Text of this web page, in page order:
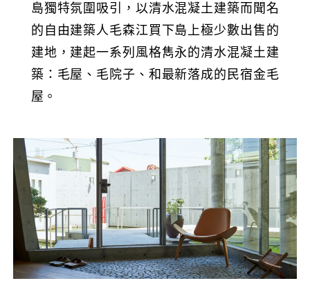
島獨特氛圍吸引，以清水混凝土建築而聞名
的自由建築人毛森江買下島上極少數出售的
建地，建起一系列風格雋永的清水混凝土建
築：毛屋、毛院子、和最新落成的民宿金毛
屋。